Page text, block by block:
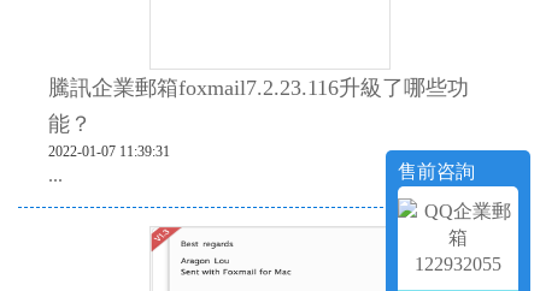
騰訊企業郵箱foxmail7.2.23.116升級了哪些功
能？
2022-01-07 11:39:31
... 售前咨詢
122932055